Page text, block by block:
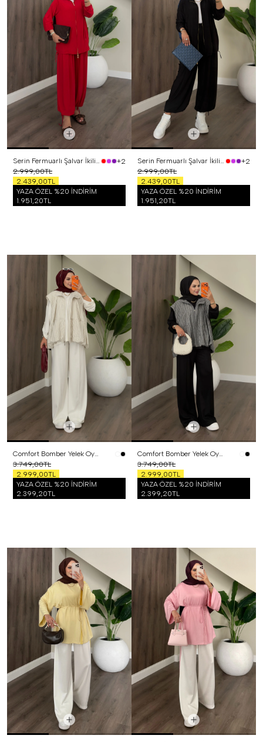
Serin Fermuarlı Şalvar İkili Takım Kırmızı
+2
2.999,00TL
2.439,00TL
YAZA ÖZEL %20 İNDİRİM
1.951,20TL
Serin Fermuarlı Şalvar İkili Takım Siyah
+2
2.999,00TL
2.439,00TL
YAZA ÖZEL %20 İNDİRİM
1.951,20TL
Comfort Bomber Yelek Oysh Üçlü Takım Beyaz
3.749,00TL
2.999,00TL
YAZA ÖZEL %20 İNDİRİM
2.399,20TL
Comfort Bomber Yelek Oysh Üçlü Takım Siyah
3.749,00TL
2.999,00TL
YAZA ÖZEL %20 İNDİRİM
2.399,20TL